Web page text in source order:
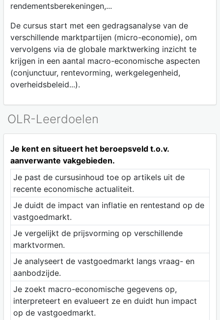
rendementsberekeningen,...
De cursus start met een gedragsanalyse van de
verschillende marktpartijen (micro-economie), om
vervolgens via de globale marktwerking inzicht te
krijgen in een aantal macro-economische aspecten
(conjunctuur, rentevorming, werkgelegenheid,
overheidsbeleid...).
OLR-Leerdoelen
Je kent en situeert het beroepsveld t.o.v.
aanverwante vakgebieden.
Je past de cursusinhoud toe op artikels uit de
recente economische actualiteit.
Je duidt de impact van inflatie en rentestand op de
vastgoedmarkt.
Je vergelijkt de prijsvorming op verschillende
marktvormen.
Je analyseert de vastgoedmarkt langs vraag- en
aanbodzijde.
Je zoekt macro-economische gegevens op,
interpreteert en evalueert ze en duidt hun impact
op de vastgoedmarkt.